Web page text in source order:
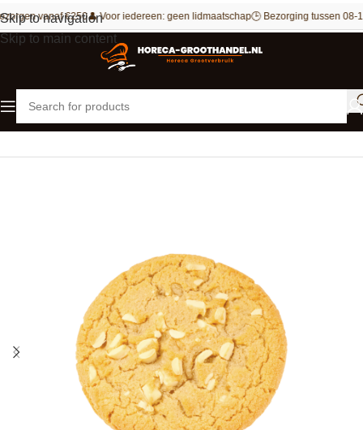
Skip to navigation
Skip to main content
vanaf €250👤 Voor iedereen: geen lidmaatschap🕒 Bezorging tussen 08-
Home Outlet